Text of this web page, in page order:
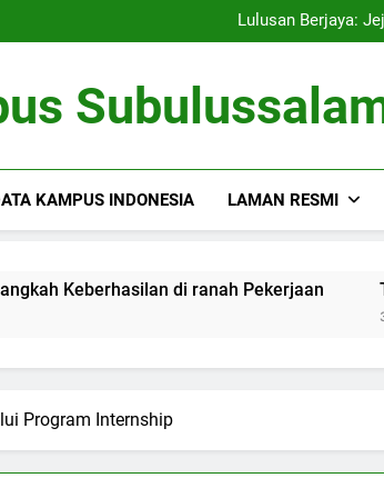
Lulusan Berjaya:
Tugas Biro Karier
Lulusan Berjaya:
Tugas Biro Karier
KAMPUS INDONESIA LAMAN RESMI
di ranah Pekerjaan Tugas
3 Months
Program Internship